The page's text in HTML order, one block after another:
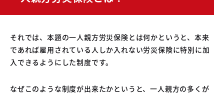
それでは、本題の一人親方労災保険とは何かというと、本来
であれば雇用されている人しか入れない労災保険に特別に加
入できるようにした制度です。
なぜこのような制度が出来たかというと、一人親方の多くが